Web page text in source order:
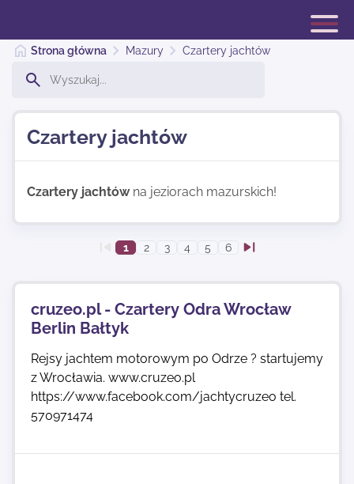
Kontakt
Strona główna Mazury Czartery jachtów
Czartery jachtów
Czartery jachtówna jeziorach mazurskich!
1 2 3 4 5 6
cruzeo.pl - Czartery Odra Wrocław
Berlin Bałtyk
Rejsy jachtem motorowym po Odrze ? startujemy
z Wrocławia. www.cruzeo.pl
https://www.facebook.com/jachtycruzeo tel.
570971474